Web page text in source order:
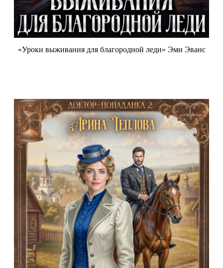
«Уроки выживания для благородной леди» Эми Эванс